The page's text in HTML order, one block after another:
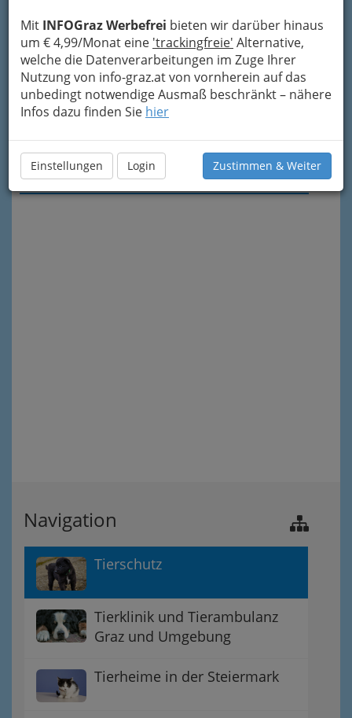
Mit INFOGraz Werbefrei bieten wir darüber hinaus
um € 4,99/Monat eine 'trackingfreie' Alternative,
welche die Datenverarbeitungen im Zuge Ihrer
Nutzung von info-graz.at von vornherein auf das
unbedingt notwendige Ausmaß beschränkt – nähere
Infos dazu finden Sie hier
Einstellungen Login Zustimmen & Weiter
Meine Nachricht senden
Navigation
Tierschutz
Tierklinik und Tierambulanz
Graz und Umgebung
Tierheime in der Steiermark